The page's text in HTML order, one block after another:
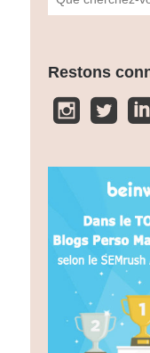
Restons